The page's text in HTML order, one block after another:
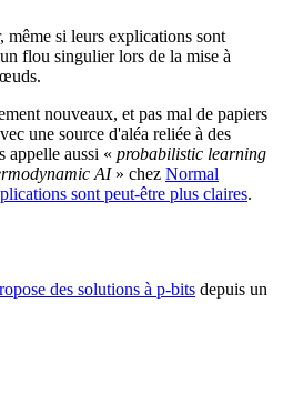
même si leurs explications sont
flou singulier lors de la mise à
nouveaux, et pas mal de papiers
une source d'aléa reliée à des
appelle aussi « probabilistic learning
AI» chez Normal
sont peut-être plus claires.
des solutions à p-bits depuis un